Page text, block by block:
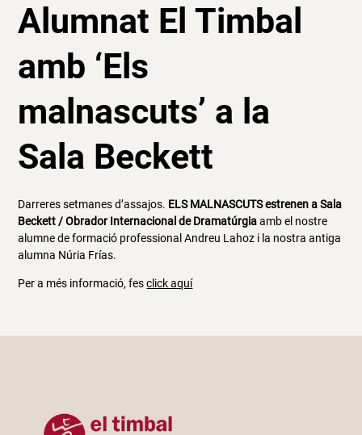
Alumnat El Timbal
amb ‘Els
malnascuts’ a la
Sala Beckett
Darreres setmanes d’assajos. ELS MALNASCUTS estrenen a Sala
Beckett / Obrador Internacional de Dramatúrgiaamb el nostre
alumne de formació professional Andreu Lahoz i la nostra antiga
alumna Núria Frías.
Per a més informació, fesclick aquí